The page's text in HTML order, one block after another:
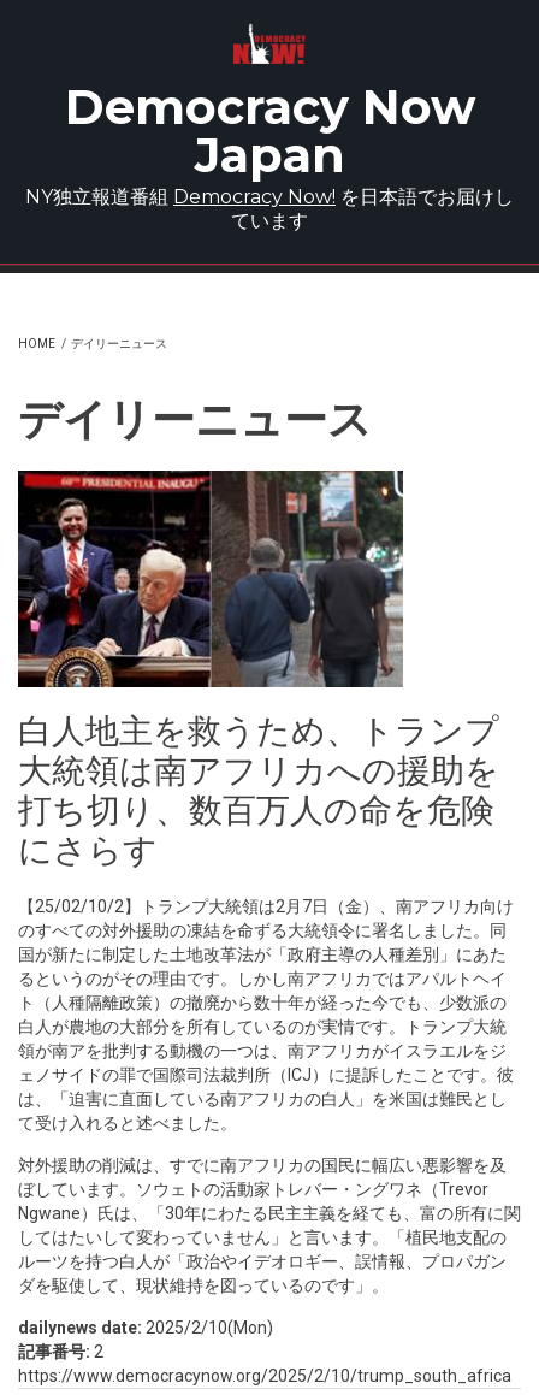
Democracy Now
Japan
NY独立報道番組 Democracy Now! を日本語でお届けし
ています
HOME / デイリーニュース
デイリーニュース
白人地主を救うため、トランプ
大統領は南アフリカへの援助を
打ち切り、数百万人の命を危険
にさらす
【25/02/10/2】トランプ大統領は2月7日（金）、南アフリカ向け
のすべての対外援助の凍結を命ずる大統領令に署名しました。同
国が新たに制定した土地改革法が「政府主導の人種差別」にあた
るというのがその理由です。しかし南アフリカではアパルトヘイ
ト（人種隔離政策）の撤廃から数十年が経った今でも、少数派の
白人が農地の大部分を所有しているのが実情です。トランプ大統
領が南アを批判する動機の一つは、南アフリカがイスラエルをジ
ェノサイドの罪で国際司法裁判所（ICJ）に提訴したことです。彼
は、「迫害に直面している南アフリカの白人」を米国は難民とし
て受け入れると述べました。
対外援助の削減は、すでに南アフリカの国民に幅広い悪影響を及
ぼしています。ソウェトの活動家トレバー・ングワネ（Trevor
Ngwane）氏は、「30年にわたる民主主義を経ても、富の所有に関
してはたいして変わっていません」と言います。「植民地支配の
ルーツを持つ白人が「政治やイデオロギー、誤情報、プロパガン
ダを駆使して、現状維持を図っているのです」。
dailynews date: 2025/2/10(Mon)
記事番号: 2
https://www.democracynow.org/2025/2/10/trump_south_africa